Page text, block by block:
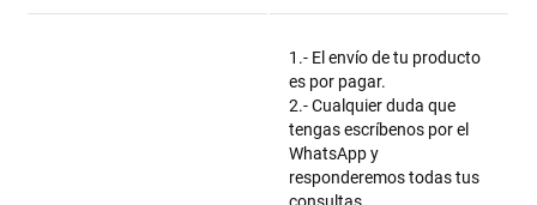
1.- El envío de tu producto
es por pagar.
2.- Cualquier duda que
tengas escríbenos por el
WhatsApp y
responderemos todas tus